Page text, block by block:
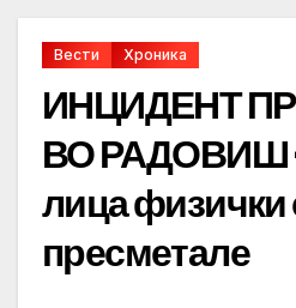
Вести Хроника
ИНЦИДЕНТ
ВО РАДОВИШ
лица физички
пресметале